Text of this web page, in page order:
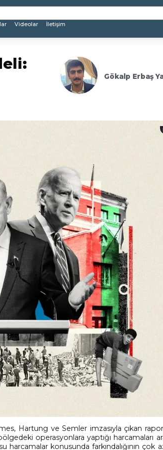
Videolar İletişim
Gökalp Erbaş
Hartung ve Semler imzasıyla çıkan
operasyonlara yaptığı harcamaları
konusunda farkındalığının çok